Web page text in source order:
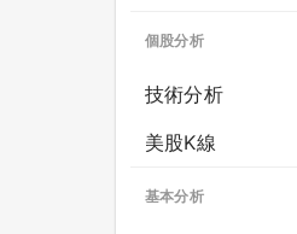
個股分析
技術分析
美股K線
基本分析